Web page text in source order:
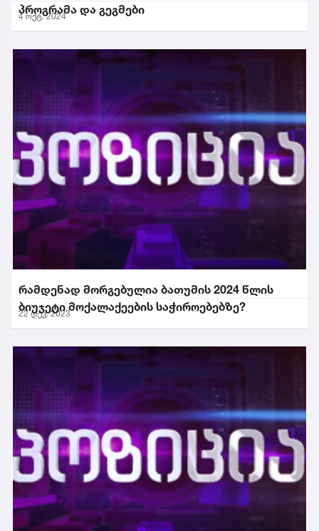
პროგრამა და გეგმები
4 ოქტ. 2024
რამდენად მორგებულია ბათუმის 2024 წლის
ბიუჯეტი მოქალაქეების საჭიროებებზე?
22 დეკ. 2023